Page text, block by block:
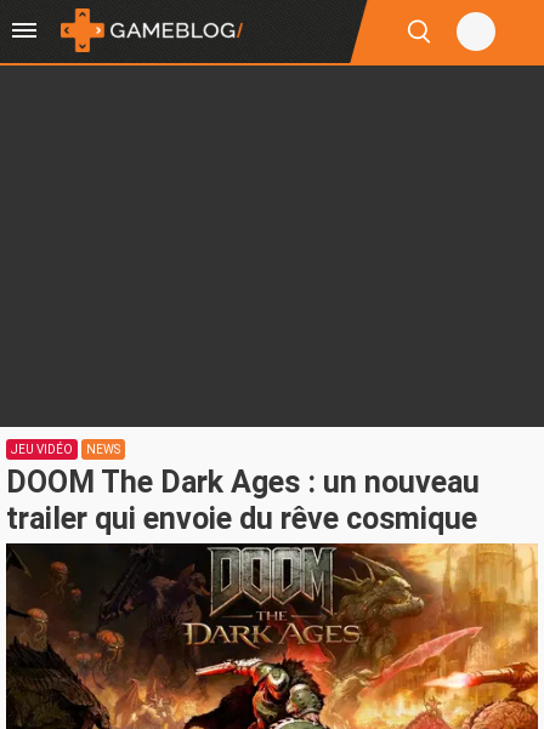
JEU VIDÉO NEWS
DOOM The Dark Ages : un nouveau
trailer qui envoie du rêve cosmique